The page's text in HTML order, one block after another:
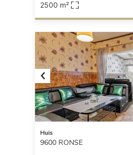
2500 m²
Previous
Huis
9600 RONSE